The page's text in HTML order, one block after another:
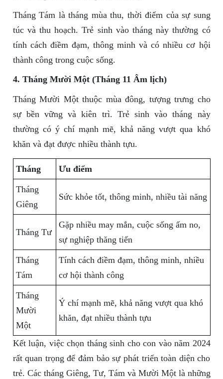
Tháng Tám là tháng mùa thu, thời điểm của sự sung
túc và thu hoạch. Trẻ sinh vào tháng này thường có
tính cách điềm đạm, thông minh và có nhiều cơ hội
thành công trong cuộc sống.
4. Tháng Mười Một (Tháng 11 Âm lịch)
Tháng Mười Một thuộc mùa đông, tượng trưng cho
sự bền vững và kiên trì. Trẻ sinh vào tháng này
thường có ý chí mạnh mẽ, khả năng vượt qua khó
khăn và đạt được nhiều thành tựu.
Tháng Ưu điểm
Tháng
Giêng
Sức khỏe tốt, thông minh, nhiều tài năng
Tháng Tư
Gặp nhiều may mắn, cuộc sống ấm no,
sự nghiệp thăng tiến
Tháng
Tám
Tính cách điềm đạm, thông minh, nhiều
cơ hội thành công
Tháng
Mười
Một
Ý chí mạnh mẽ, khả năng vượt qua khó
khăn, đạt nhiều thành tựu
Kết luận, việc chọn tháng sinh cho con vào năm 2024
rất quan trọng để đảm bảo sự phát triển toàn diện cho
trẻ. Các tháng Giêng, Tư, Tám và Mười Một là những